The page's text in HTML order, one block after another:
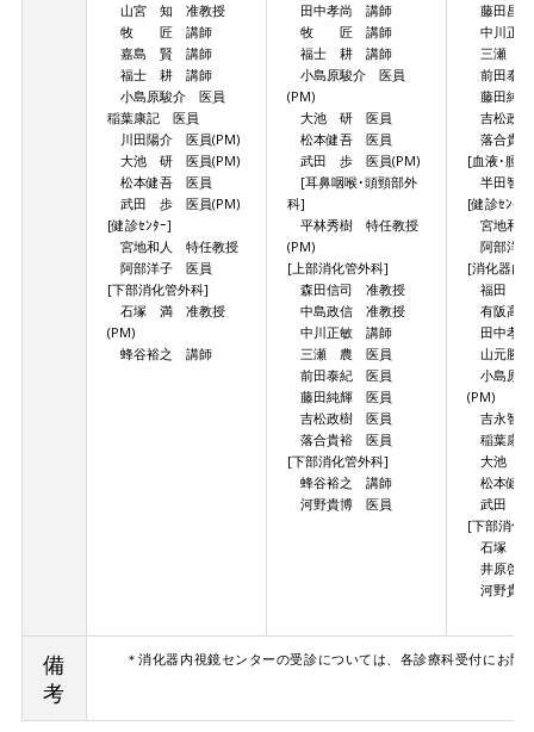
山宮 知 准教授
牧 匠 講師
嘉島 賢 講師
福士 耕 講師
小島原駿介 医員
稲葉康記 医員
川田陽介 医員(PM)
大池 研 医員(PM)
松本健吾 医員
武田 歩 医員(PM)
[健診ｾﾝﾀｰ]
宮地和人 特任教授
阿部洋子 医員
[下部消化管外科]
石塚 満 准教授
(PM)
蜂谷裕之 講師
田中孝尚 講師
牧 匠 講師
福士 耕 講師
小島原駿介 医員
(PM)
大池 研 医員
松本健吾 医員
武田 歩 医員(PM)
[耳鼻咽喉･頭頸部外
科]
平林秀樹 特任教授
(PM)
[上部消化管外科]
森田信司 准教授
中島政信 准教授
中川正敏 講師
三瀬 農 医員
前田泰紀 医員
藤田純輝 医員
吉松政樹 医員
落合貴裕 医員
[下部消化管外科]
蜂谷裕之 講師
河野貴博 医員
藤田昌
中川正
三瀬
前田泰
藤田純
吉松政
落合貴
[血液･腫
半田智
[健診ｾﾝﾀｰ]
宮地和
阿部洋
[消化器内
福田
有阪高
田中孝
山元勝
小島原
(PM)
吉永智
稲葉康
大池 研
松本健
武田
[下部消化
石塚
井原啓
河野貴
備
考
＊消化器内視鏡センターの受診については、各診療科受付にお問